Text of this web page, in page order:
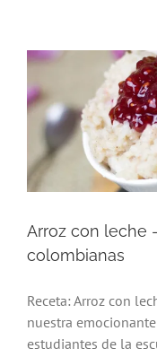
Arroz con leche
colombianas
Receta: Arroz con
nuestra
estudiantes de la